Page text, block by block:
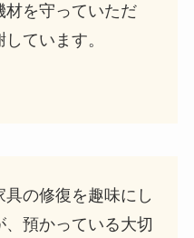
材を守っていただ
ています。
具の修復を趣味にし
、預かっている大切